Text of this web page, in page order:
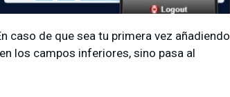
caso de que sea tu primera vez añadiendo
los campos inferiores, sino pasa al